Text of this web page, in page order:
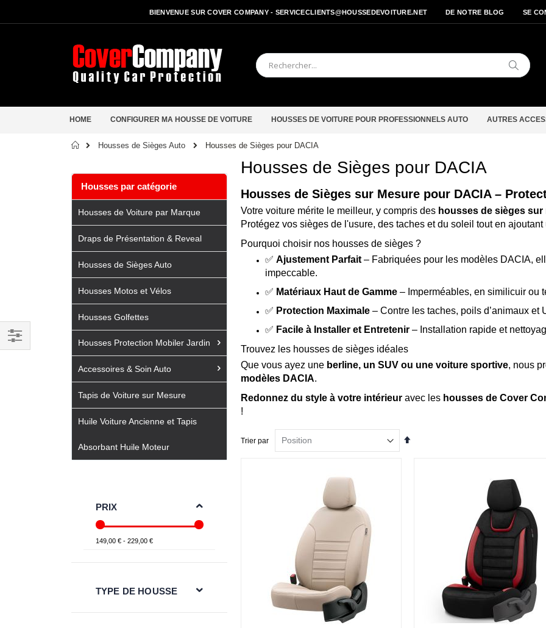
BIENVENUE SUR COVER COMPANY - SERVICECLIENTS@HOUSSEDEVOITURE.NET DE NOTRE BLOG SE
Chercher
HOME CONFIGURER MA HOUSSE DE VOITURE HOUSSES DE VOITURE POUR PROFESSIONNELS AUTO AUTRES
Accueil
Housses de Sièges Auto Housses de Sièges pour DACIA
Housses de Sièges pour DACIA
Housses de Sièges sur Mesure pour DACIA –
Votre voiture mérite le meilleur, y compris des housses de sièges sur
Protégez vos sièges de l'usure, des taches et du soleil tout en
Pourquoi choisir nos housses de sièges ?
✅ Ajustement Parfait– Fabriquées pour les modèles DACIA,
impeccable.
✅ Matériaux Haut de Gamme– Imperméables, en similicuir ou
✅ Protection Maximale– Contre les taches, poils d’animaux et
✅ Facile à Installer et Entretenir– Installation rapide et
Trouvez les housses de sièges idéales
Que vous ayez une berline, un SUV ou une voiture sportive, nous
modèles DACIA.
Redonnez du style à votre intérieuravec les housses de Cover
!
Trier par
Housses par catégorie
Housses de Voiture par Marque
Draps de Présentation & Reveal
Housses de Sièges Auto
Housses Motos et Vélos
Housses Golfettes
Housses Protection Mobiler Jardin
Accessoires & Soin Auto
Tapis de Voiture sur Mesure
Huile Voiture Ancienne et Tapis
Absorbant Huile Moteur
Filtrer
PRIX
149,00 € - 229,00 €
TYPE DE HOUSSE